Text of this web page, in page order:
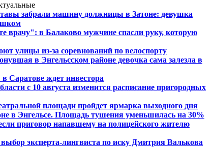
забрали машину должницы в Затоне: девушка
врачу": в Балаково мужчине спасли руку, которую
улицы из-за соревнований по велоспорту
в Энгельсском районе девочка сама залезла в
Саратове ждет инвестора
с 10 августа изменится расписание пригородных
площади пройдет ярмарка выходного дня
в Энгельсе. Площадь тушения уменьшилась на 30%
приговор напавшему на полицейского жителю
выбор эксперта-лингвиста по иску Дмитрия Валькова